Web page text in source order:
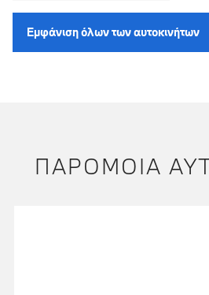
Εμφάνιση όλων των αυτοκινήτων
ΠΑΡΌΜΟΙΑ